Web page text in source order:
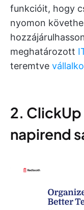
funkcióit, hogy
nyomon
meghatározott
teremtve
2.
napirend